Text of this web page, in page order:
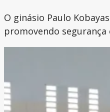
O ginásio Paulo
promovendo